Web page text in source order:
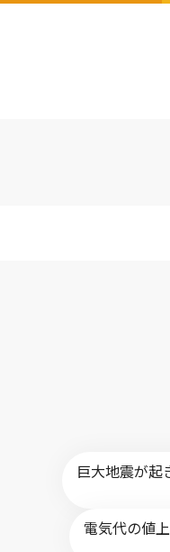
巨大地震が起
電気代の値